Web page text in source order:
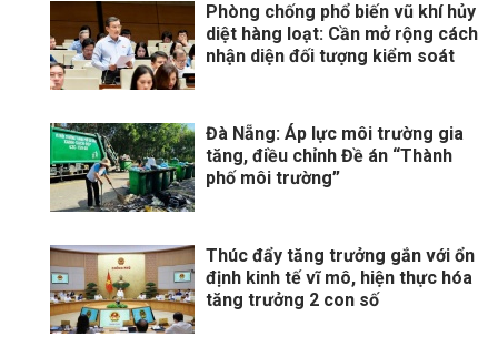
Phòng chống phổ biến vũ khí hủy
diệt hàng loạt: Cần mở rộng cách
nhận diện đối tượng kiểm soát
Đà Nẵng: Áp lực môi trường gia
tăng, điều chỉnh Đề án “Thành
phố môi trường”
Thúc đẩy tăng trưởng gắn với ổn
định kinh tế vĩ mô, hiện thực hóa
tăng trưởng 2 con số